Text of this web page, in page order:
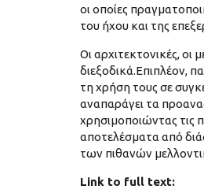
οι οποίες
του ήχου και της
Οι αρχιτεκτονικές, οι
διεξοδικά.Επιπλέον,
τη χρήση τους σε
αναπαράγει τα
χρησιμοποιώντας τις
αποτελέσματα από
των πιθανών
Link to full text: